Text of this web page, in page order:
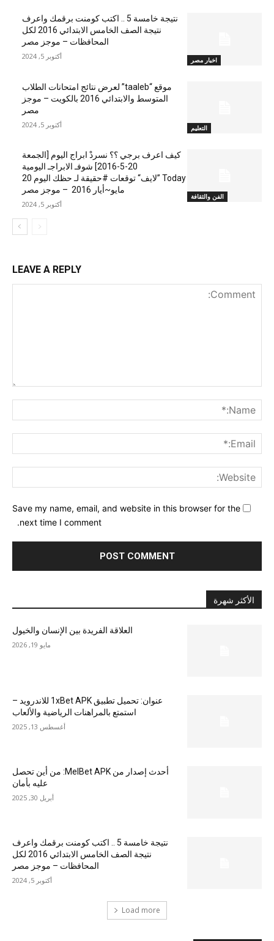
اخبار مصر
نتيجة خامسة 5 .. اكتب كومنت برقمك واعرف
نتيجة الصف الخامس الابتدائي 2016 لكل
المحافظات – موجز مصر
أكتوبر 5, 2024
التعليم
موقع “taaleb” لعرض نتائج امتحانات الطلاب
المتوسط والابتدائي 2016 بالكويت – موجز
مصر
أكتوبر 5, 2024
الفن والثقافة
كيف اعرف برجي ؟؟ نسردْ ابراج اليوم [الجمعة
20-5-2016] شوفـ الابراجـ اليومية
Today ”لايف“ توقعات #حقيقة لـ حظك اليوم 20
مايو~أيار 2016 – موجز مصر
أكتوبر 5, 2024
LEAVE A REPLY
Save my name, email, and website in this browser for the
next time I comment.
الأكثر شهرة
العلاقة الفريدة بين الإنسان والخيول
مايو 19, 2026
عنوان: تحميل تطبيق 1xBet APK للاندرويد –
استمتع بالمراهنات الرياضية والألعاب
أغسطس 13, 2025
أحدث إصدار من MelBet APK: من أين تحصل
عليه بأمان
أبريل 30, 2025
نتيجة خامسة 5 .. اكتب كومنت برقمك واعرف
نتيجة الصف الخامس الابتدائي 2016 لكل
المحافظات – موجز مصر
أكتوبر 5, 2024
Load more